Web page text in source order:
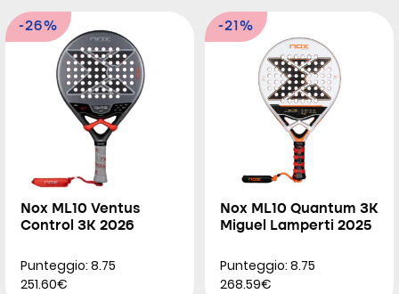
-26%
Nox ML10 Ventus
Control 3K 2026
Punteggio: 8.75
251.60€
-21%
Nox ML10 Quantum 3K
Miguel Lamperti 2025
Punteggio: 8.75
268.59€